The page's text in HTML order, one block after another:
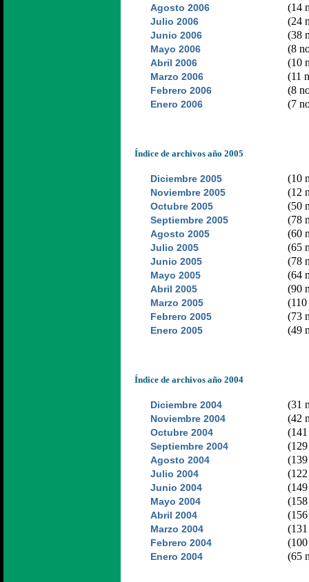
Agosto 2006 (14
Julio 2006 (24
Junio 2006 (38
Mayo 2006 (8
Abril 2006 (10
Marzo 2006 (11
Febrero 2006 (8
Enero 2006 (7
Índice de archivos año 2005
Diciembre 2005 (10
Noviembre 2005 (12
Octubre 2005 (50
Septiembre 2005 (78
Agosto 2005 (60
Julio 2005 (65
Junio 2005 (78
Mayo 2005 (64
Abril 2005 (90
Marzo 2005
Febrero 2005 (73
Enero 2005 (49
Índice de archivos año 2004
Diciembre 2004 (31
Noviembre 2004 (42
Octubre 2004
Septiembre 2004
Agosto 2004
Julio 2004
Junio 2004
Mayo 2004
Abril 2004
Marzo 2004
Febrero 2004
Enero 2004 (65